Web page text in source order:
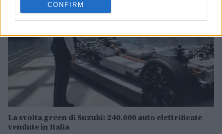
CONFIRM
La svolta green di Suzuki: 240.000 auto elettrificate
vendute in Italia